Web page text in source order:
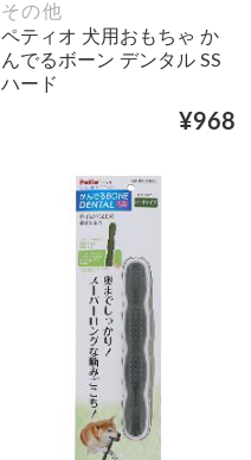
その他
ペティオ 犬用おもちゃ か
んでるボーン デンタル SS
ハード
¥968